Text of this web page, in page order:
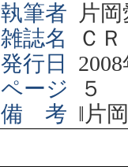
執筆者
片
雑誌名
Ｃ
発行日
2008
ページ
５
備 考 ‖片